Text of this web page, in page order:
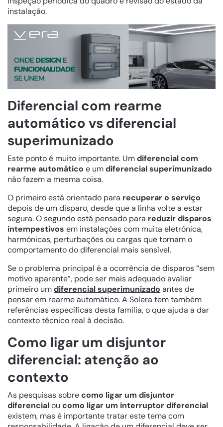
instalação.
Diferencial com rearme
automático vs diferencial
superimunizado
Este ponto é muito importante. Umdiferencial com
rearme automático e umdiferencial superimunizado
não fazem a mesma coisa.
O primeiro está orientado para recuperar o serviço
depois de um disparo, desde que a linha volte a estar
segura. O segundo está pensado para reduzir disparos
intempestivos em instalações com muita eletrónica,
harmónicas, perturbações ou cargas que tornam o
comportamento do diferencial mais sensível.
Se o problema principal é a ocorrência de disparos “sem
motivo aparente”, pode ser mais adequado avaliar
primeiro umdiferencial superimunizado antes de
pensar em rearme automático. A Solera tem também
referências específicas desta família, o que ajuda a dar
contexto técnico real à decisão.
Como ligar um disjuntor
diferencial: atenção ao
contexto
As pesquisas sobrecomo ligar um disjuntor
diferencialou como ligar um interruptor diferencial
existem, mas é importante tratar este tema com